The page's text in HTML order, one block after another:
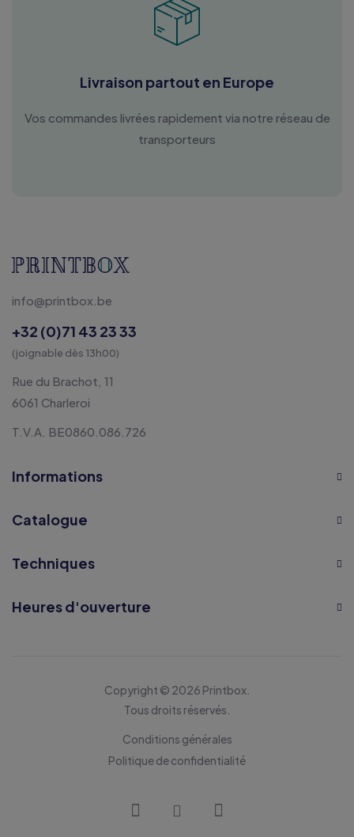
Livraison partout en Europe
Vos commandes livrées rapidement via notre réseau de
transporteurs
info@printbox.be
+32 (0)71 43 23 33
(joignable dès 13h00)
Rue du Brachot, 11
6061 Charleroi
T.V.A. BE0860.086.726
Informations
Catalogue
Techniques
Heures d'ouverture
Copyright © 2026 Printbox.
Tous droits réservés.
Conditions générales
Politique de confidentialité